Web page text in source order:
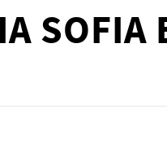
SOFIA